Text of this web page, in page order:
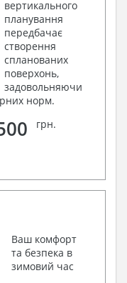
вертикального
планування
передбачає
створення
спланованих
поверхонь,
задовольняючи
норм.
грн.
Ваш комфорт
та безпека в
зимовий час